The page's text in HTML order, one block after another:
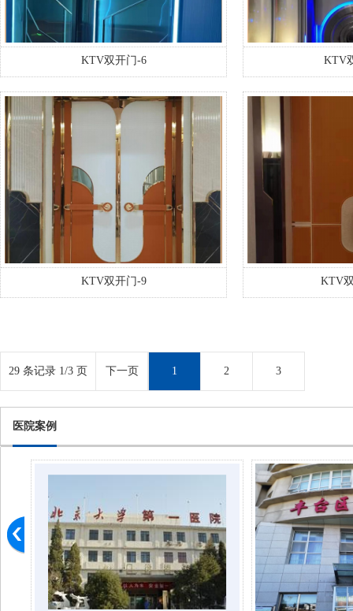
KTV双开门-6 KTV
KTV双开门-9 KTV
29 条记录 1/3 页 下一页 1 2 3
医院案例